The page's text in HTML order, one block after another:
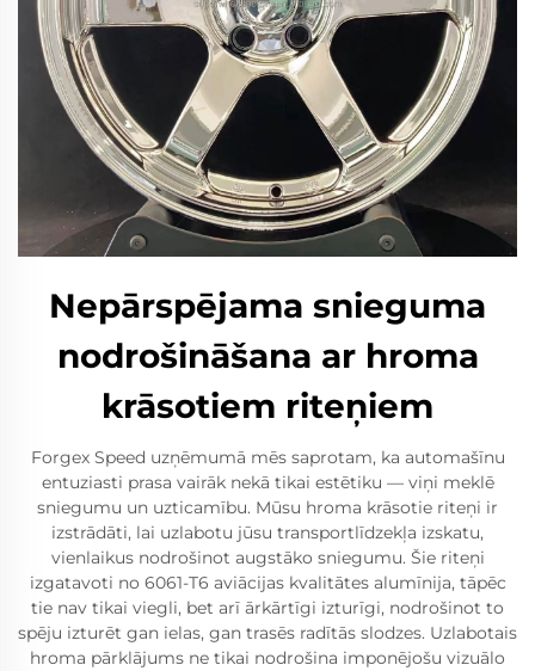
Nepārspējama snieguma
nodrošināšana ar hroma
krāsotiem riteņiem
Forgex Speed uzņēmumā mēs saprotam, ka automašīnu
entuziasti prasa vairāk nekā tikai estētiku — viņi meklē
sniegumu un uzticamību. Mūsu hroma krāsotie riteņi ir
izstrādāti, lai uzlabotu jūsu transportlīdzekļa izskatu,
vienlaikus nodrošinot augstāko sniegumu. Šie riteņi
izgatavoti no 6061-T6 aviācijas kvalitātes alumīnija, tāpēc
tie nav tikai viegli, bet arī ārkārtīgi izturīgi, nodrošinot to
spēju izturēt gan ielas, gan trasēs radītās slodzes. Uzlabotais
hroma pārklājums ne tikai nodrošina imponējošu vizuālo